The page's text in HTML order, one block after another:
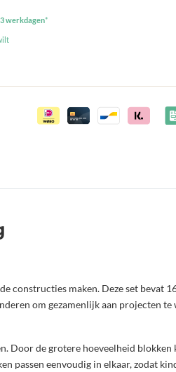
werkdagen*
constructies maken. Deze set bevat
om gezamenlijk aan projecten te
Door de grotere hoeveelheid blokken
passen eenvoudig in elkaar, zodat